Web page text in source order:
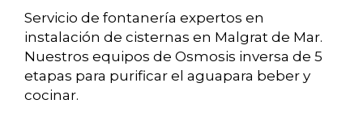
Servicio de fontanería expertos en
instalación de cisternas en Malgrat de Mar.
Nuestros equipos de Osmosis inversa de 5
etapas para purificar el aguapara beber y
cocinar.